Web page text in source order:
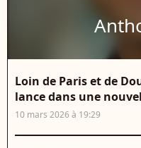
Loin de Paris et de
lance dans une
10 mars 2026 à 19:29